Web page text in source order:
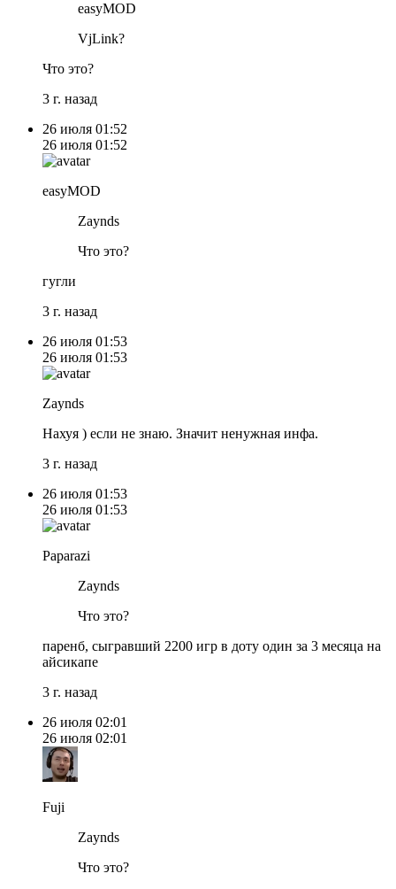
easyMOD
VjLink?
Что это?
3 г. назад
26 июля 01:52
26 июля 01:52
easyMOD
Zaynds
Что это?
гугли
3 г. назад
26 июля 01:53
26 июля 01:53
Zaynds
Нахуя ) если не знаю. Значит ненужная инфа.
3 г. назад
26 июля 01:53
26 июля 01:53
Paparazi
Zaynds
Что это?
паренб, сыгравший 2200 игр в доту один за 3 месяца на
айсикапе
3 г. назад
26 июля 02:01
26 июля 02:01
Fuji
Zaynds
Что это?